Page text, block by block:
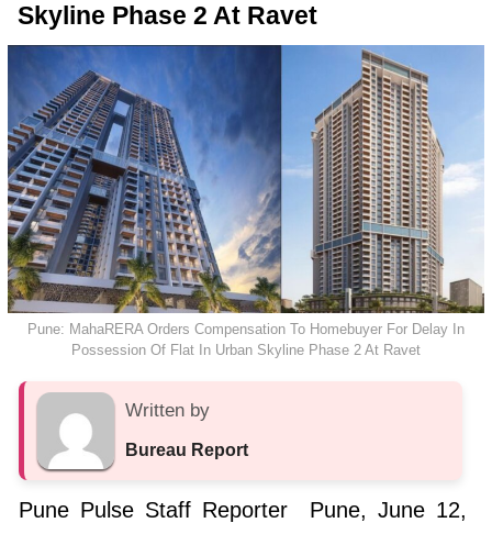
Skyline Phase 2 At Ravet
Pune: MahaRERA Orders Compensation To Homebuyer For Delay In
Possession Of Flat In Urban Skyline Phase 2 At Ravet
Written by
Bureau Report
Pune Pulse Staff Reporter Pune, June 12,